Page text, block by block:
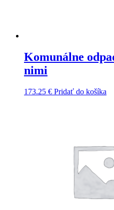
Komunálne
nimi
173.25 € Pridať do košíka